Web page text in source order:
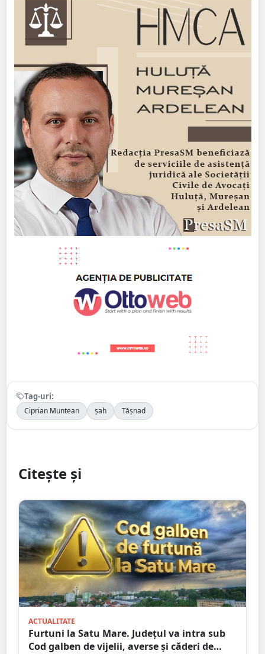
Tag-uri:
Ciprian Muntean șah Tășnad
Citește și
ACTUALITATE
Furtuni la Satu Mare. Județul va intra sub
Cod galben de vijelii, averse și căderi de